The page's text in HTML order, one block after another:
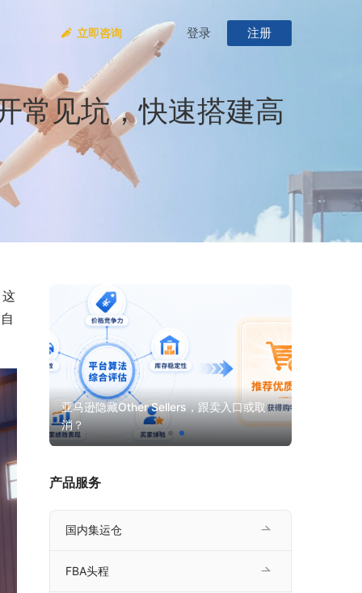
立即咨询 登录 注册
常见坑，快速搭建高
GMV近10亿美元！TikTok Shop 美区美妆
选品指南
产品服务
国内集运仓
FBA头程